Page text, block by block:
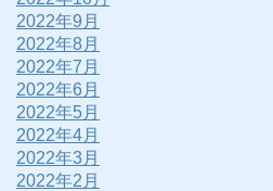
2022年9月
2022年8月
2022年7月
2022年6月
2022年5月
2022年4月
2022年3月
2022年2月